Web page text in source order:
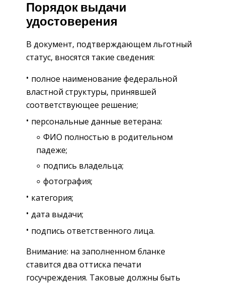
Порядок выдачи
удостоверения
В документ, подтверждающем льготный
статус, вносятся такие сведения:
полное наименование федеральной
властной структуры, принявшей
соответствующее решение;
персональные данные ветерана:
ФИО полностью в родительном
падеже;
подпись владельца;
фотография;
категория;
дата выдачи;
подпись ответственного лица.
Внимание: на заполненном бланке
ставится два оттиска печати
госучреждения. Таковые должны быть